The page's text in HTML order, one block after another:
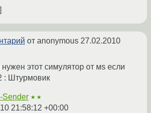
от anonymous 27.02.2010
этот симулятор от мs если
: Штурмовик
Sender ★★
21:58:12 +00:00